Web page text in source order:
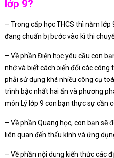
lớp 9?
– Trong cấp học THCS thì năm
đang chuẩn bị bước vào kì thi
– Về phần Điện học yêu cầu con
nhớ và biết cách biến đổi các công
phải sử dụng khá nhiều công cụ
trình bậc nhất hai ẩn và phương
môn Lý lớp 9 con bạn thực sự cần
– Về phần Quang học, con bạn sẽ
liên quan đến thấu kính và ứng
– Về phần nội dung kiến thức các